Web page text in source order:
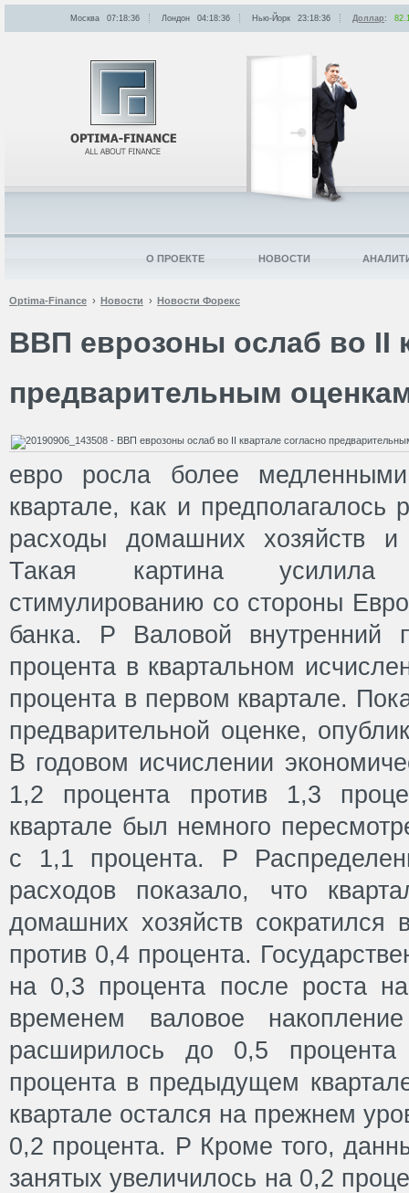
Optima-Finance Новости Новости Форекс
ВВП еврозоны ослаб во II
предварительным
евро росла более
квартале, как и предполагалось
расходы домашних хозяйств и
Такая картина усилила
стимулированию со стороны
банка. Р Валовой внутренний
процента в квартальном
процента в первом квартале.
предварительной оценке,
В годовом исчислении
1,2 процента против 1,3
квартале был немного
с 1,1 процента. P
расходов показало, что
домашних хозяйств сократился
против 0,4 процента.
на 0,3 процента после роста
временем валовое
расширилось до 0,5
процента в предыдущем
квартале остался на прежнем
0,2 процента. Р Кроме того,
занятых увеличилось на 0,2
Москва 07:18:36 Лондон 04:18:36 Нью-Йорк 23:18:36 Доллар:
О ПРОЕКТЕ НОВОСТИ